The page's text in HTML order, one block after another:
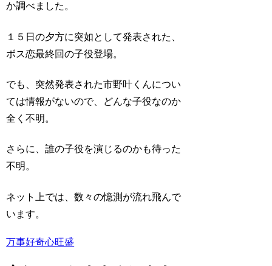
か調べました。
１５日の夕方に突如として発表された、
ボス恋最終回の子役登場。
でも、突然発表された市野叶くんについ
ては情報がないので、どんな子役なのか
全く不明。
さらに、誰の子役を演じるのかも待った
不明。
ネット上では、数々の憶測が流れ飛んで
います。
万事好奇心旺盛